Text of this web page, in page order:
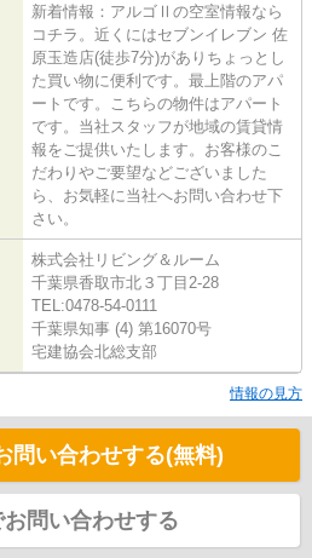
新着情報：アルゴⅡの空室情報なら
コチラ。近くにはセブンイレブン 佐
原玉造店(徒歩7分)がありちょっとし
た買い物に便利です。最上階のアパ
ートです。こちらの物件はアパート
です。当社スタッフが地域の賃貸情
報をご提供いたします。お客様のこ
だわりやご要望などございました
ら、お気軽に当社へお問い合わせ下
さい。
株式会社リビング＆ルーム
千葉県香取市北３丁目2-28
TEL:0478-54-0111
千葉県知事 (4) 第16070号
宅建協会北総支部
情報の見方
問い合わせする(無料)
お問い合わせする